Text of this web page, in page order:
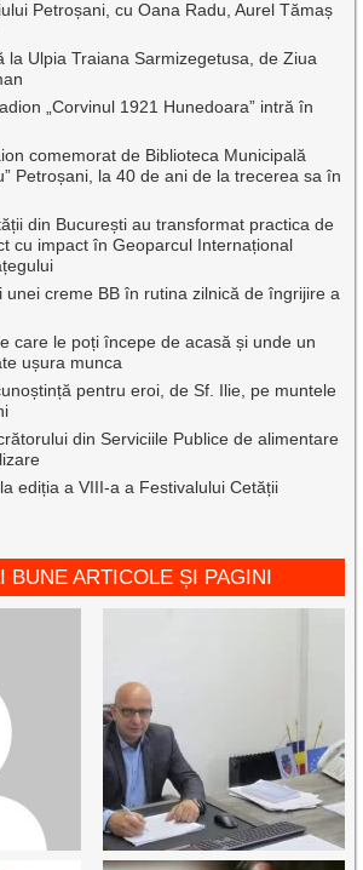
Petroșani, cu Oana Radu, Aurel Tămaș
la Ulpia Traiana Sarmizegetusa, de Ziua
„Corvinul 1921 Hunedoara” intră în
comemorat de Biblioteca Municipală
Petroșani, la 40 de ani de la trecerea sa în
din București au transformat practica de
cu impact în Geoparcul Internațional
unei creme BB în rutina zilnică de îngrijire a
care le poți începe de acasă și unde un
ușura munca
pentru eroi, de Sf. Ilie, pe muntele
din Serviciile Publice de alimentare
la ediția a VIII-a a Festivalului Cetății
BUNE ARTICOLE ȘI PAGINI